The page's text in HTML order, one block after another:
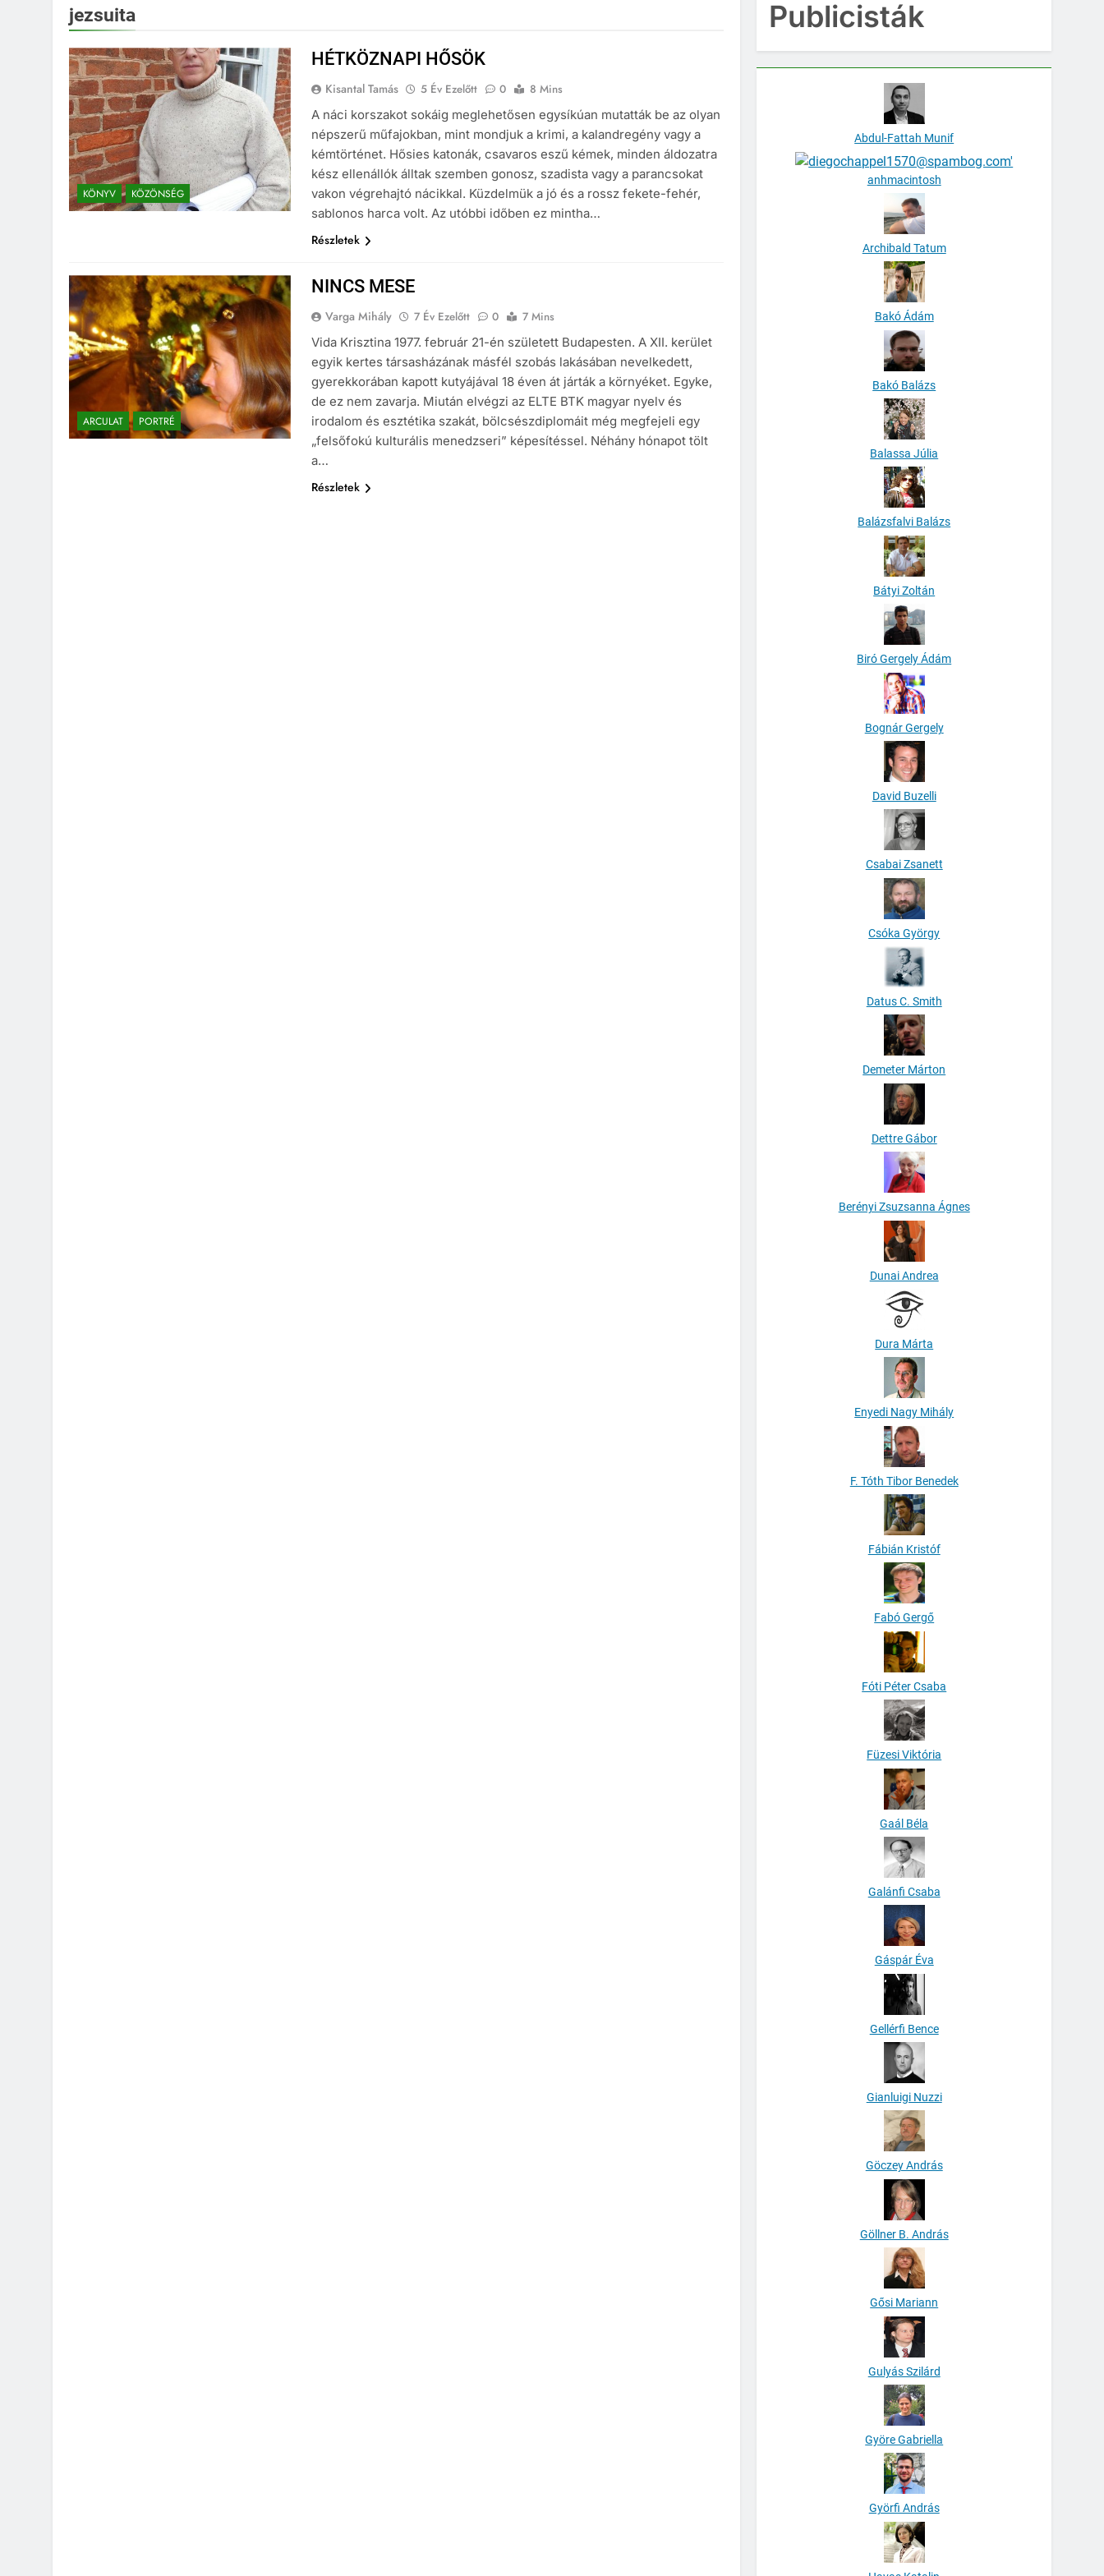
jezsuita
KÖNYV KÖZÖNSÉG
HÉTKÖZNAPI HŐSÖK
Kisantal Tamás 5 Év Ezelőtt 0
8 Mins
A náci korszakot sokáig meglehetősen egysíkúan mutatták be az olyan
népszerű műfajokban, mint mondjuk a krimi, a kalandregény vagy a
kémtörténet. Hősies katonák, csavaros eszű kémek, minden áldozatra
kész ellenállók álltak szemben gonosz, szadista vagy a parancsokat
vakon végrehajtó nácikkal. Küzdelmük a jó és a rossz fekete-fehér,
sablonos harca volt. Az utóbbi időben ez mintha…
Részletek
ARCULAT PORTRÉ
NINCS MESE
Varga Mihály 7 Év Ezelőtt 0
7 Mins
Vida Krisztina 1977. február 21-én született Budapesten. A XII. kerület
egyik kertes társasházának másfél szobás lakásában nevelkedett,
gyerekkorában kapott kutyájával 18 éven át járták a környéket. Egyke,
de ez nem zavarja. Miután elvégzi az ELTE BTK magyar nyelv és
irodalom és esztétika szakát, bölcsészdiplomáit még megfejeli egy
„felsőfokú kulturális menedzseri” képesítéssel. Néhány hónapot tölt
a…
Részletek
Publicisták
Abdul-Fattah Munif
anhmacintosh
Archibald Tatum
Bakó Ádám
Bakó Balázs
Balassa Júlia
Balázsfalvi Balázs
Bátyi Zoltán
Biró Gergely Ádám
Bognár Gergely
David Buzelli
Csabai Zsanett
Csóka György
Datus C. Smith
Demeter Márton
Dettre Gábor
Berényi Zsuzsanna Ágnes
Dunai Andrea
Dura Márta
Enyedi Nagy Mihály
F. Tóth Tibor Benedek
Fábián Kristóf
Fabó Gergő
Fóti Péter Csaba
Füzesi Viktória
Gaál Béla
Galánfi Csaba
Gáspár Éva
Gellérfi Bence
Gianluigi Nuzzi
Göczey András
Göllner B. András
Gősi Mariann
Gulyás Szilárd
Györe Gabriella
Györfi András